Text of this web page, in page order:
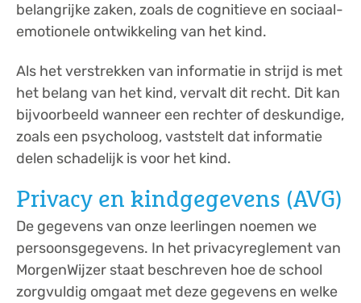
belangrijke zaken, zoals de cognitieve en sociaal-
emotionele ontwikkeling van het kind.
Als het verstrekken van informatie in strijd is met
het belang van het kind, vervalt dit recht. Dit kan
bijvoorbeeld wanneer een rechter of deskundige,
zoals een psycholoog, vaststelt dat informatie
delen schadelijk is voor het kind.
Privacy en kindgegevens (AVG)
De gegevens van onze leerlingen noemen we
persoonsgegevens. In het privacyreglement van
MorgenWijzer staat beschreven hoe de school
zorgvuldig omgaat met deze gegevens en welke